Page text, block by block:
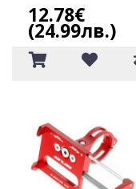
12.78€
(24.99лв.)